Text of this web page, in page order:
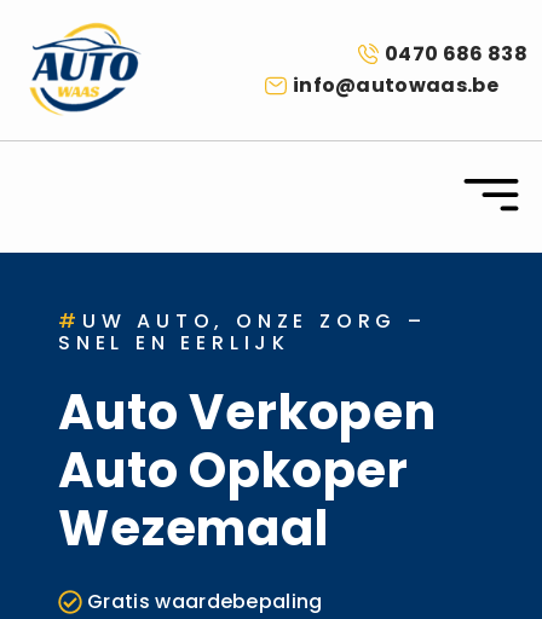
0470 686 838
info@autowaas.be
# UW AUTO, ONZE ZORG –
SNEL EN EERLIJK
Auto Verkopen
Auto Opkoper
Wezemaal
Gratis waardebepaling